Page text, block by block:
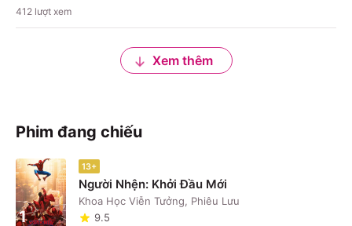
412 lượt xem
Xem thêm
Phim đang chiếu
1
13+
Người Nhện: Khởi Đầu Mới
Khoa Học Viễn Tưởng, Phiêu Lưu
9.5